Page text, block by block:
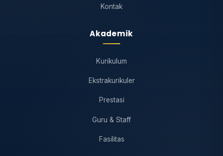
Kontak
Akademik
Kurikulum
Ekstrakurikuler
Prestasi
Guru & Staff
Fasilitas